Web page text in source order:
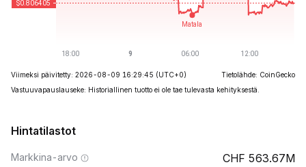
Viimeksi päivitetty: 2026-08-09 16:29:45 (UTC+0)
Tietolähde: CoinGecko
Vastuuvapauslauseke: Historiallinen tuotto ei ole tae tulevasta kehityksestä.
Hintatilastot
Markkina-arvo 563.67M